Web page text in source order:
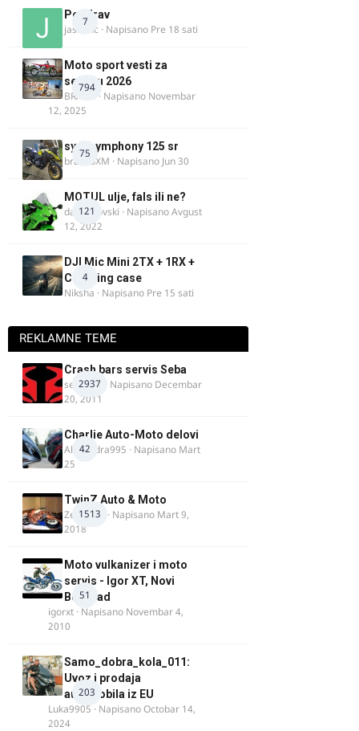
7
Pozdrav
jasminc · Napisano Pre 18 sati
794
Moto sport vesti za
sezonu 2026
BRACO · Napisano Novembar
12, 2025
75
sym symphony 125 sr
brankoXM · Napisano Jun 30
121
MOTUL ulje, fals ili ne?
dalipopovski · NapisanoAvgust
12, 2022
4
DJI Mic Mini 2TX + 1RX +
Charging case
Niksha · Napisano Pre 15 sati
REKLAMNE TEME
2937
Crash bars servis Seba
seba011 · Napisano Decembar
20, 2011
42
Charlie Auto-Moto delovi
Alexandra995 · Napisano Mart
25
1513
TwinZ Auto & Moto
Zeljkamp · Napisano Mart 9,
2018
51
Moto vulkanizer i moto
servis - Igor XT, Novi
Beograd
igorxt · Napisano Novembar 4,
2010
203
Samo_dobra_kola_011:
Uvoz i prodaja
automobila iz EU
Luka9905 · NapisanoOctobar 14,
2024